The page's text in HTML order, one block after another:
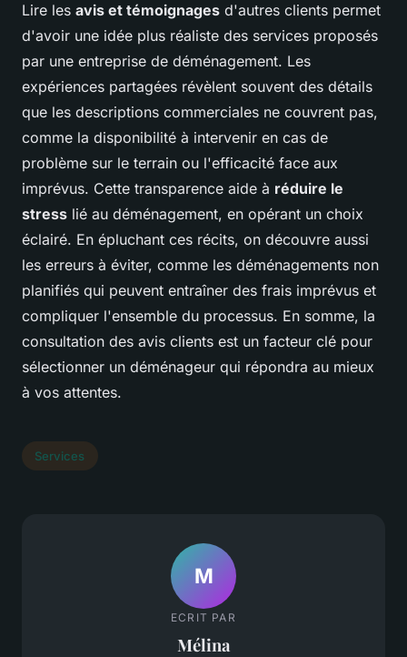
Lire les avis et témoignages d'autres clients permet
d'avoir une idée plus réaliste des services proposés
par une entreprise de déménagement. Les
expériences partagées révèlent souvent des détails
que les descriptions commerciales ne couvrent pas,
comme la disponibilité à intervenir en cas de
problème sur le terrain ou l'efficacité face aux
imprévus. Cette transparence aide à réduire le
stress lié au déménagement, en opérant un choix
éclairé. En épluchant ces récits, on découvre aussi
les erreurs à éviter, comme les déménagements non
planifiés qui peuvent entraîner des frais imprévus et
compliquer l'ensemble du processus. En somme, la
consultation des avis clients est un facteur clé pour
sélectionner un déménageur qui répondra au mieux
à vos attentes.
Services
M
ECRIT PAR
Mélina